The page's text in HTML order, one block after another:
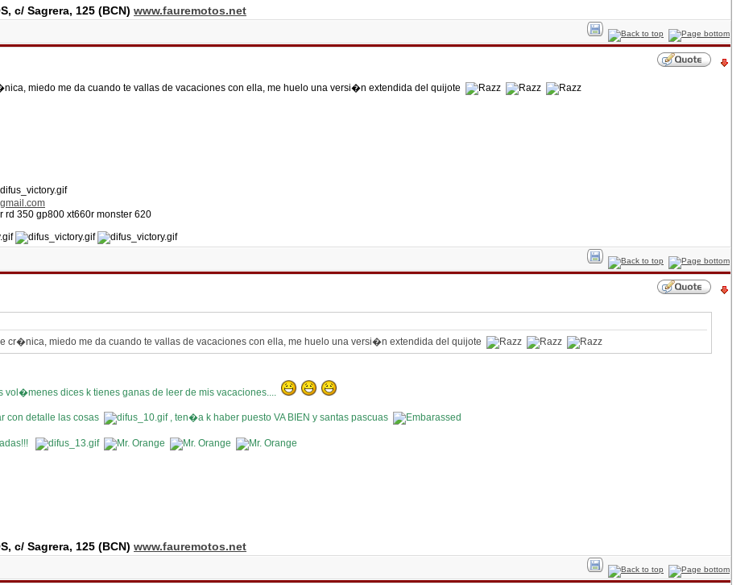
c/ Sagrera, 125 (BCN) www.fauremotos.net
miedo me da cuando te vallas de vacaciones con ella, me huelo una versi�n extendida del quijote
rd 350 gp800 xt660r monster 620
cr�nica, miedo me da cuando te vallas de vacaciones con ella, me huelo una versi�n extendida del quijote
vol�menes dices k tienes ganas de leer de mis vacaciones....
con detalle las cosas , ten�a k haber puesto VA BIEN y santas pascuas
c/ Sagrera, 125 (BCN) www.fauremotos.net